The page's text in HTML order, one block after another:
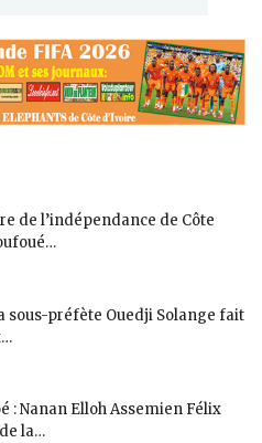
de l’indépendance de Côte
sous-préfète Ouedji Solange fait
: Nanan Elloh Assemien Félix
la…